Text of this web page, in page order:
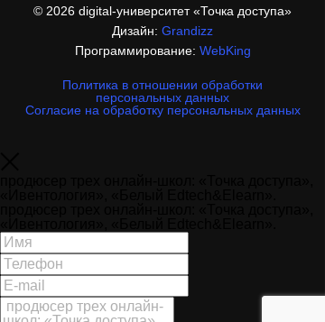
© 2026 digital-университет «Точка доступа»
Дизайн: Grandizz
Программирование: WebKing
Политика в отношении обработки
персональных данных
Согласие на обработку персональных данных